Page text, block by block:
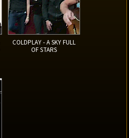
COLDPLAY - A SKY FULL
OF STARS